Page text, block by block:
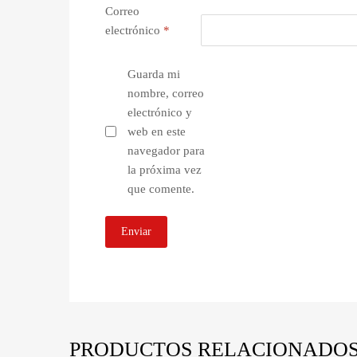
Correo
electrónico *
Guarda mi
nombre, correo
electrónico y
web en este
navegador para
la próxima vez
que comente.
PRODUCTOS